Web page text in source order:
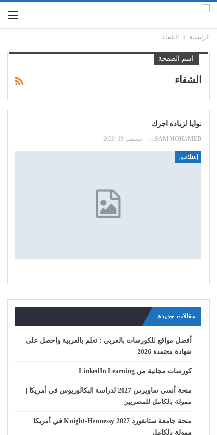
الرئيسية الشفاء
اسم الصفحة
الشفاء
نوايا لزياده اجرك
HOSSAM MOHAMED ديسمبر 18, 2020
إسلامي
مقالات جديدة
أفضل مواقع للكورسات بالعربي : تعلم بالعربية واحصل على
شهادة معتمدة 2026
كورسات مجانية من LinkedIn Learning
منحة أنسي ساويرس 2027 لدراسة البكالوريوس في أمريكا |
ممولة بالكامل للمصريين
منحة جامعة ستانفورد Knight-Hennessy 2027 في أمريكا
ممولة بالكامل